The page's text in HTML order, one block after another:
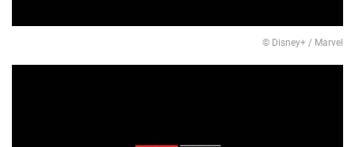
© Disney+ / Marvel